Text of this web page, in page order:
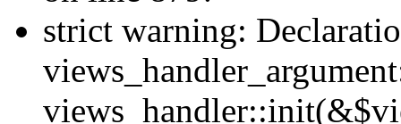
strict warning: